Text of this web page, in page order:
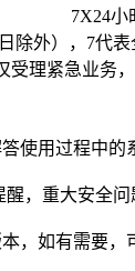
7X24小
除外），7代
受理紧急业务
使用过程中的
，重大安全
，如有需要，